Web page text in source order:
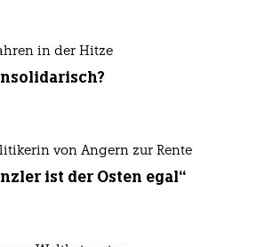
in der Hitze
von Angern zur Rente
ist der Osten egal“